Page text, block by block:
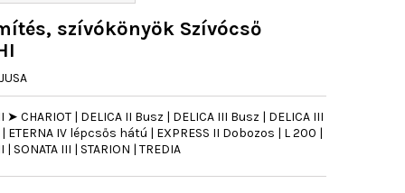
szívókönyök Szívócső
CHARIOT | DELICA II Busz | DELICA III Busz | DELICA III
| ETERNA IV lépcsős hátú | EXPRESS II Dobozos | L 200 |
SONATA III | STARION | TREDIA